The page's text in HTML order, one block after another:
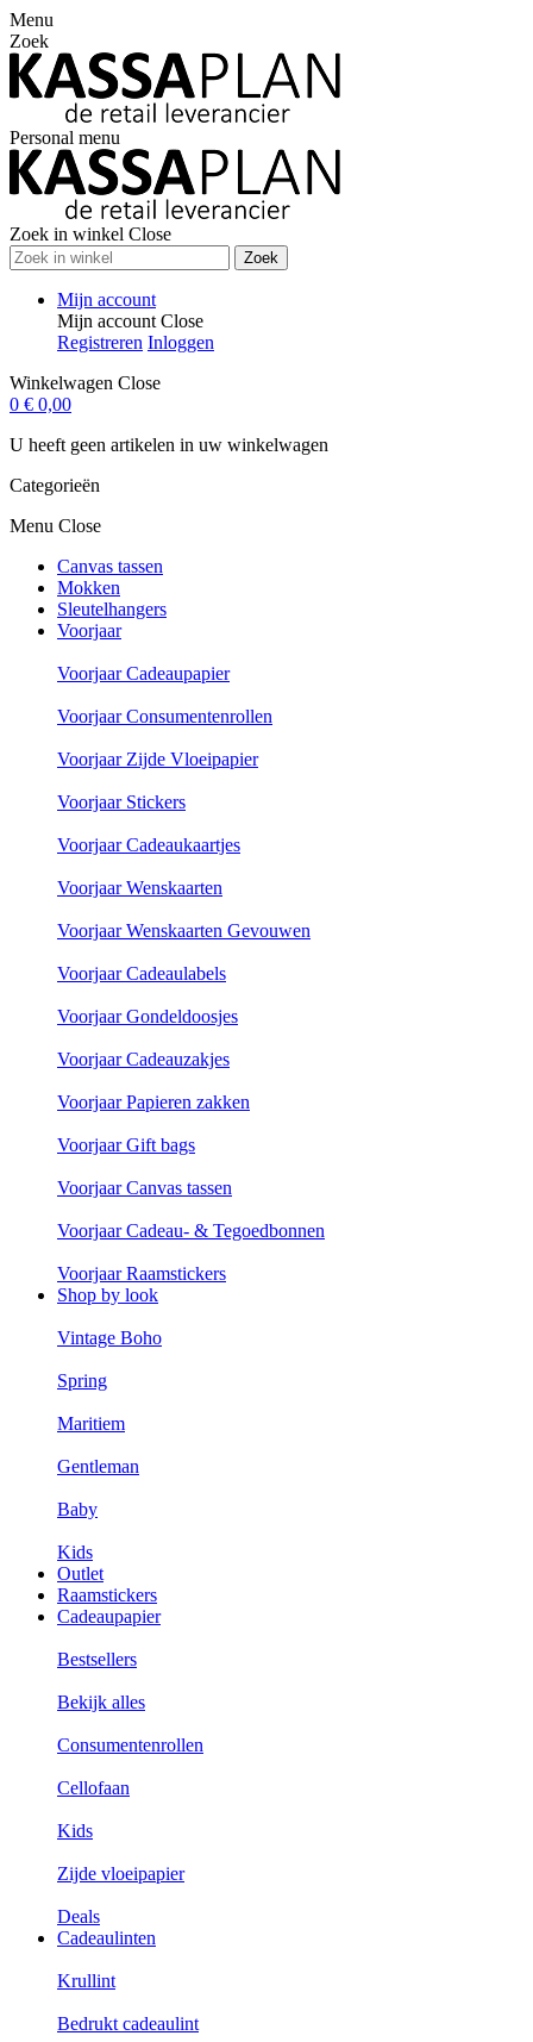
Menu
Zoek
Personal menu
Zoek in winkel Close
Zoek
Mijn account
Mijn account Close
Registreren Inloggen
Winkelwagen Close
0 € 0,00
U heeft geen artikelen in uw winkelwagen
Categorieën
Menu Close
Canvas tassen
Mokken
Sleutelhangers
Voorjaar
Voorjaar Cadeaupapier
Voorjaar Consumentenrollen
Voorjaar Zijde Vloeipapier
Voorjaar Stickers
Voorjaar Cadeaukaartjes
Voorjaar Wenskaarten
Voorjaar Wenskaarten Gevouwen
Voorjaar Cadeaulabels
Voorjaar Gondeldoosjes
Voorjaar Cadeauzakjes
Voorjaar Papieren zakken
Voorjaar Gift bags
Voorjaar Canvas tassen
Voorjaar Cadeau- & Tegoedbonnen
Voorjaar Raamstickers
Shop by look
Vintage Boho
Spring
Maritiem
Gentleman
Baby
Kids
Outlet
Raamstickers
Cadeaupapier
Bestsellers
Bekijk alles
Consumentenrollen
Cellofaan
Kids
Zijde vloeipapier
Deals
Cadeaulinten
Krullint
Bedrukt cadeaulint